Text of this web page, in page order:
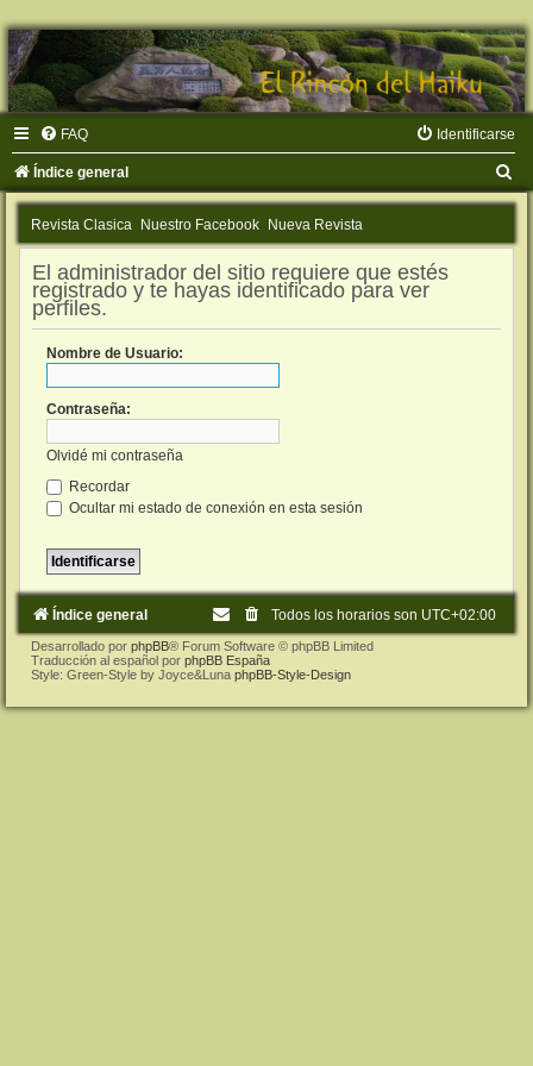
FAQ Identificarse
Índice general
u
Revista Clasica Nuestro Facebook Nueva Revista
El administrador del sitio requiere que estés
registrado y te hayas identificado para ver
perfiles.
Nombre de Usuario:
Contraseña:
Olvidé mi contraseña
Recordar
Ocultar mi estado de conexión en esta sesión
Índice general Todos los horarios son UTC+02:00
Desarrollado por phpBB® Forum Software © phpBB Limited
Traducción al español por phpBB España
Style: Green-Style by Joyce&Luna phpBB-Style-Design